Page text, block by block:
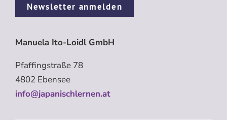
Newsletter anmelden
Manuela Ito-Loidl GmbH
Pfaffingstraße 78
4802 Ebensee
info@japanischlernen.at